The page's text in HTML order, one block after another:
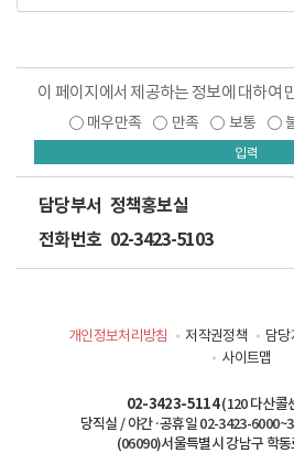
이 페이지에서 제공하는 정보에 대하여
매우만족 만족 보통
입력
담당부서 정책홍보실
전화번호 02-3423-5103
개인정보처리방침 저작권정책 담당
사이트맵
02-3423-5114(120 다산콜
당직실 / 야간·공휴일 02-3423-
(06090)서울특별시 강남구 학